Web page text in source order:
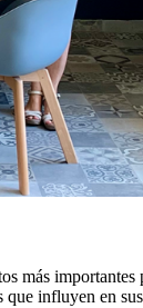
más
influyen en